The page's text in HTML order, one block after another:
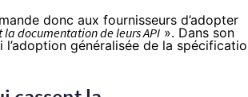
donc aux fournisseurs d’adopter
documentation de leurs API ». Dans son
généralisée de la